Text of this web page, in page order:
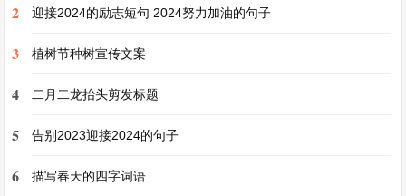
是谁在捣乱。”晓萱心中充满了疑惑，但还是决定
按照纸条上的指示去做。
放学后，晓萱忐忑不安地来到了图书馆后面的花
园。花园里弥漫着淡淡的花香，一个身影从花丛中
宇，是你叫我来的吗?你知道是谁在搞鬼?”小宇笑
2 迎接2024的励志短句 2024努力加油的句子
3 植树节种树宣传文案
4 二月二龙抬头剪发标题
5 告别2023迎接2024的句子
6 描写春天的四字词语